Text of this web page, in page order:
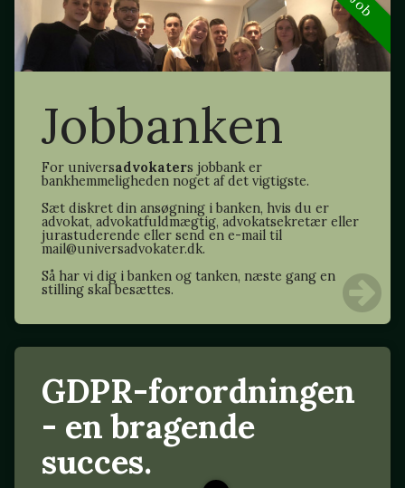
Jobbanken
For universadvokaters jobbank er
bankhemmeligheden noget af det vigtigste.
Sæt diskret din ansøgning i banken, hvis du er
advokat, advokatfuldmægtig, advokatsekretær eller
jurastuderende eller send en e-mail til
mail@universadvokater.dk.
Så har vi dig i banken og tanken, næste gang en
stilling skal besættes.
GDPR-forordningen
- en bragende
succes.